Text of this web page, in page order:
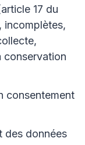
17 du
incomplètes,
conservation
consentement
des données